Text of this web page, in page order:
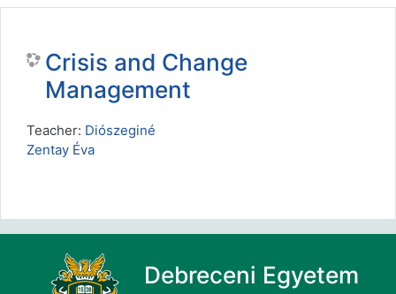
Crisis and Change
Management
Teacher: Diószeginé
Zentay Éva
Debreceni Egyetem